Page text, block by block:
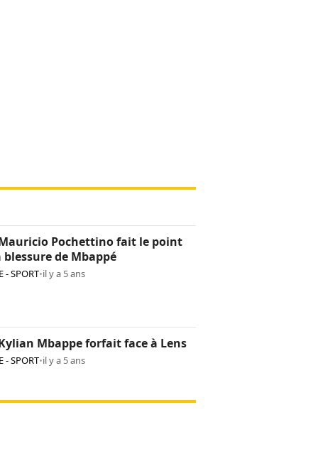
Mauricio Pochettino fait le point
blessure de Mbappé
- SPORT•il y a 5 ans
Mbappe forfait face à Lens
- SPORT•il y a 5 ans